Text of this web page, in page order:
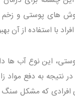
جوش های پوستی و
با استفاده از آن
این نوع آب ها
در نتیجه به دفع
که مشکل سنگ